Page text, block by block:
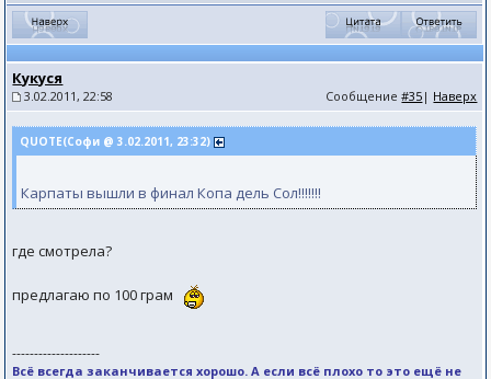
Кукуся
3.02.2011, 22:58 Сообщение#35 | Наверх
QUOTE(Софи @ 3.02.2011, 23:32)
Карпаты вышли в финал Копа дель Сол!!!!!!!
где смотрела?
предлагаю по 100 грам
--------------------
Всё всегда заканчивается хорошо. А если всё плохо то это ещё не